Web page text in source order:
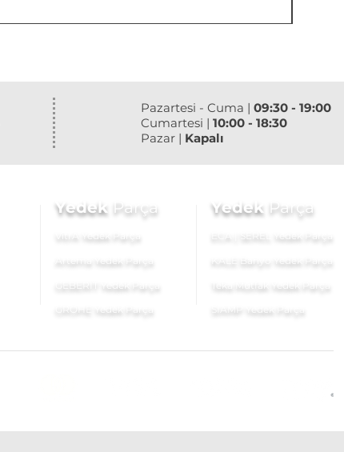
Pazartesi - Cuma | 09:30 - 19:00
Cumartesi | 10:00 - 18:30
Pazar | Kapalı
Yedek Parça
VitrA Yedek Parça
Artema Yedek Parça
GEBERİT Yedek Parça
GROHE Yedek Parça
Yedek Parça
ECA | SEREL Yedek Parça
KALE Banyo Yedek Parça
Teka Mutfak Yedek Parça
SIAMP Yedek Parça